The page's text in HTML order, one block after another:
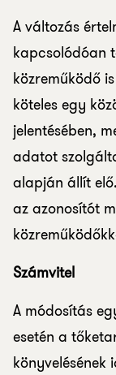
A változás
kapcsolódóan
közreműködő
köteles egy
jelentésében,
adatot
alapján állít
az azonosítót
Számvitel
A módosítás
esetén a